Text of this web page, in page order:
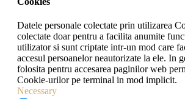
Datele personale colectate prin utilizarea
colectate doar pentru a facilita anumite
utilizator si sunt criptate intr-un mod care
accesul persoanelor neautorizate la ele. In
folosita pentru accesarea paginilor web
Cookie-urilor pe terminal in mod implicit.
Necessary